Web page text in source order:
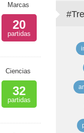
Marcas
20
partidas
Ciencias
32
partidas